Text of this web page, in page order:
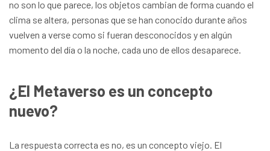
no son lo que parece, los objetos cambian de forma cuando el
clima se altera, personas que se han conocido durante años
vuelven a verse como si fueran desconocidos y en algún
momento del día o la noche, cada uno de ellos desaparece.
¿El Metaverso es un concepto
nuevo?
La respuesta correcta es no, es un concepto viejo. El